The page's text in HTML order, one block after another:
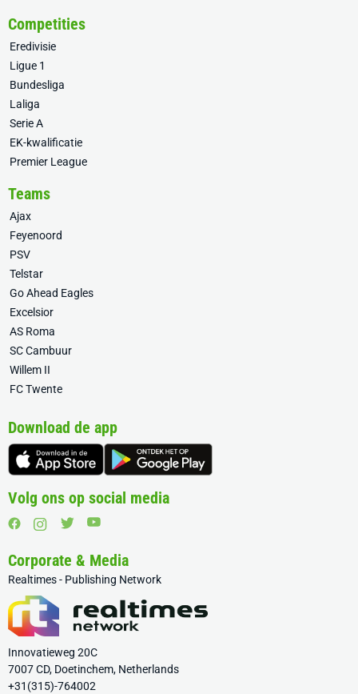
Competities
Eredivisie
Ligue 1
Bundesliga
Laliga
Serie A
EK-kwalificatie
Premier League
Teams
Ajax
Feyenoord
PSV
Telstar
Go Ahead Eagles
Excelsior
AS Roma
SC Cambuur
Willem II
FC Twente
Download de app
Volg ons op social media
Corporate & Media
Realtimes - Publishing Network
Innovatieweg 20C
7007 CD, Doetinchem, Netherlands
+31(315)-764002